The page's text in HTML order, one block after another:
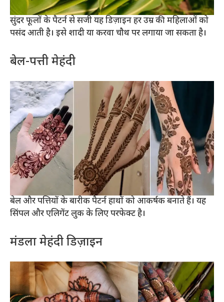
सुंदर फूलों के पैटर्न से सजी यह डिज़ाइन हर उम्र की महिलाओं को
पसंद आती है। इसे शादी या करवा चौथ पर लगाया जा सकता है।
बेल-पत्ती मेहंदी
बेल और पत्तियों के बारीक पैटर्न हाथों को आकर्षक बनाते हैं। यह
सिंपल और एलिगेंट लुक के लिए परफेक्ट है।
मंडला मेहंदी डिज़ाइन